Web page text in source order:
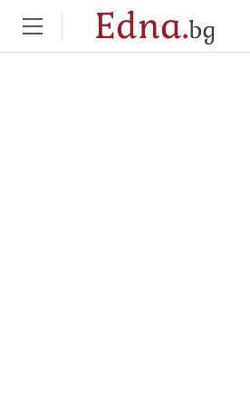
Edna.bg